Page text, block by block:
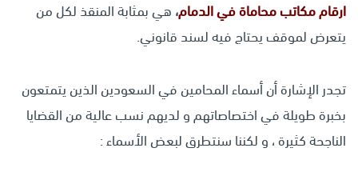
ارقام مكاتب محاماة في الدمام، هي بمثابة المنقذ لكل من
يتعرض لموقف يحتاج فيه لسند قانوني.
تجدر الإشارة أن أسماء المحامين في السعودين الذين يتمتعون
بخبرة طويلة في اختصاصاتهم و لديهم نسب عالية من القضايا
الناجحة كثيرة ، و لكننا سنتطرق لبعض الأسماء :